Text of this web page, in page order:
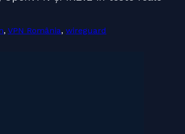
, VPN România, wireguard